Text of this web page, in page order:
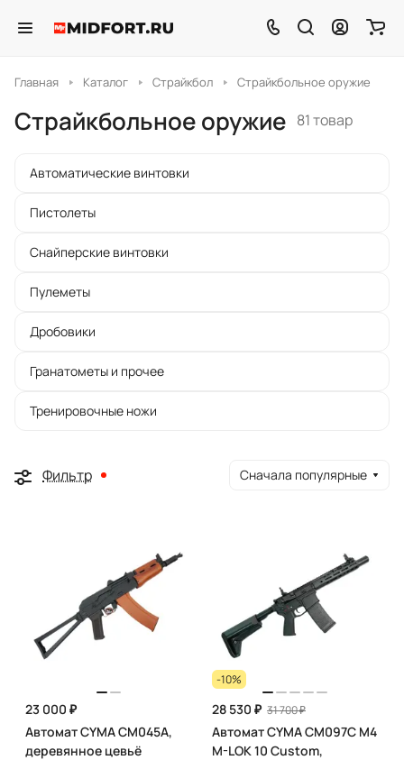
Главная Каталог Страйкбол Страйкбольное оружие
Страйкбольное оружие 81 товар
Автоматические винтовки
Пистолеты
Снайперские винтовки
Пулеметы
Дробовики
Гранатометы и прочее
Тренировочные ножи
Фильтр Сначала популярные
23 000 ₽
Автомат CYMA CM045A,
деревянное цевьё
-10%
28 530 ₽ 31 700 ₽
Автомат CYMA CM097C M4
M-LOK 10 Custom,